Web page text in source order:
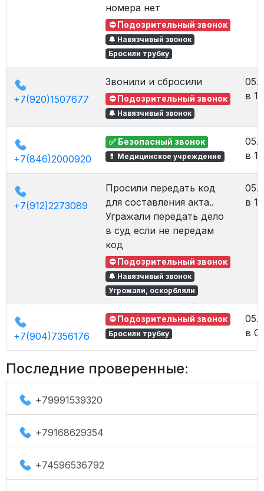
номера нет
⛔ Подозрительный звонок
🔔 Навязчивый звонок
Бросили трубку
+7(920)1507677
Звонили и сбросили
⛔ Подозрительный звонок
🔔 Навязчивый звонок
в
+7(846)2000920
✅ Безопасный звонок
💊 Медицинское учреждение
в
+7(912)2273089
Просили передать код
для составления акта..
Угражали передать дело
в суд если не передам
код
⛔ Подозрительный звонок
🔔 Навязчивый звонок
Угрожали, оскорбляли
в
+7(904)7356176
⛔ Подозрительный звонок
Бросили трубку
в
Последние проверенные:
+79991539320
+79168629354
+74596536792